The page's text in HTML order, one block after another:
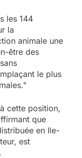
les 144
la
animale une
être des
le plus
cette position,
que
en Ile-
est